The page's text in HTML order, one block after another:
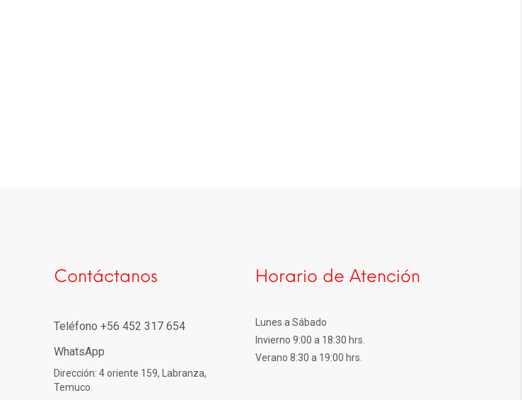
Contáctanos
Teléfono +56 452 317 654
WhatsApp
Dirección: 4 oriente 159, Labranza,
Temuco.
Horario de Atención
Lunes a Sábado
Invierno 9:00 a 18:30 hrs.
Verano 8:30 a 19:00 hrs.